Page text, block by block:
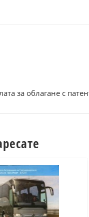
за облагане с